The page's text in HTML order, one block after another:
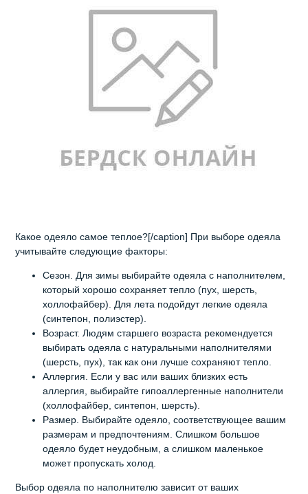
Какое одеяло самое теплое?[/caption] При выборе одеяла
учитывайте следующие факторы:
Сезон. Для зимы выбирайте одеяла с наполнителем,
который хорошо сохраняет тепло (пух, шерсть,
холлофайбер). Для лета подойдут легкие одеяла
(синтепон, полиэстер).
Возраст. Людям старшего возраста рекомендуется
выбирать одеяла с натуральными наполнителями
(шерсть, пух), так как они лучше сохраняют тепло.
Аллергия. Если у вас или ваших близких есть
аллергия, выбирайте гипоаллергенные наполнители
(холлофайбер, синтепон, шерсть).
Размер. Выбирайте одеяло, соответствующее вашим
размерам и предпочтениям. Слишком большое
одеяло будет неудобным, а слишком маленькое
может пропускать холод.
Выбор одеяла по наполнителю зависит от ваших